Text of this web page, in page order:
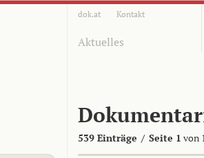
dok.at Kontakt
Aktuelles
539 Einträge / Seite 1 von